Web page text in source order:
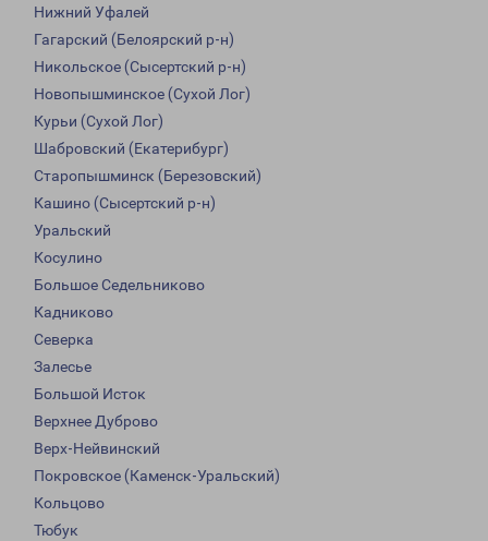
Нижний Уфалей
Гагарский (Белоярский р-н)
Никольское (Сысертский р-н)
Новопышминское (Сухой Лог)
Курьи (Сухой Лог)
Шабровский (Екатерибург)
Старопышминск (Березовский)
Кашино (Сысертский р-н)
Уральский
Косулино
Большое Седельниково
Кадниково
Северка
Залесье
Большой Исток
Верхнее Дуброво
Верх-Нейвинский
Покровское (Каменск-Уральский)
Кольцово
Тюбук